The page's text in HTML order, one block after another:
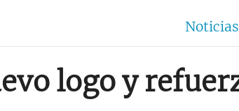
Noticias
logo y